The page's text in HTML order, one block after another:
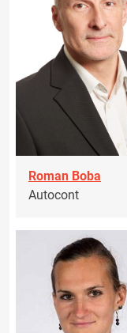
Roman Boba
Autocont